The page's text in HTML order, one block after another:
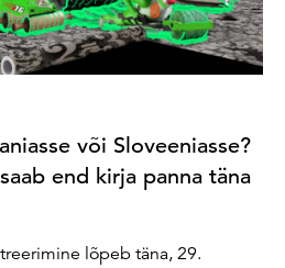
või Sloveeniasse?
end kirja panna täna
lõpeb täna, 29.